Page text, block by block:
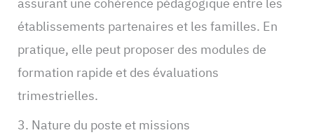
établissements partenaires et les familles. En
pratique, elle peut proposer des modules de
formation rapide et des évaluations
trimestrielles.
3. Nature du poste et missions